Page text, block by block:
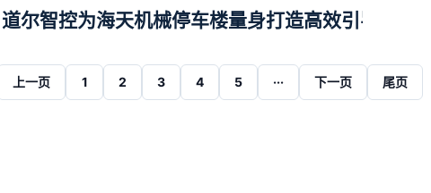
道尔智控为海天机械停车楼量身打造高效引导解决方
上一页 1 2 3 4 5 ··· 下一页 尾页